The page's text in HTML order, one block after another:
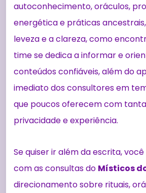
autoconhecimento, oráculos,
energética e práticas
leveza e a clareza, como
time se dedica a informar e
conteúdos confiáveis, além do
imediato dos consultores em
que poucos oferecem com
privacidade e experiência.
Se quiser ir além da escrita,
com as consultas do Místicos
direcionamento sobre rituais,